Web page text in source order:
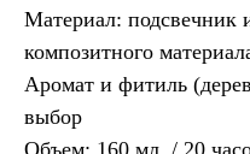
Материал: подсвечник
композитного
Аромат и фитиль
выбор
Объем: 160 мл. / 20